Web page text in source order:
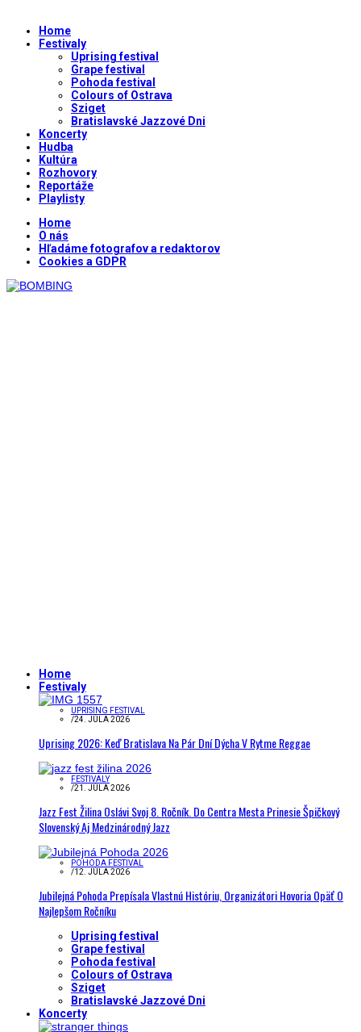
Home
Festivaly
Uprising festival
Grape festival
Pohoda festival
Colours of Ostrava
Sziget
Bratislavské Jazzové Dni
Koncerty
Hudba
Kultúra
Rozhovory
Reportáže
Playlisty
Home
O nás
Hľadáme fotografov a redaktorov
Cookies a GDPR
Home
Festivaly
UPRISING FESTIVAL
/24. JÚLA 2026
Uprising 2026: Keď Bratislava Na Pár Dní Dýcha V Rytme Reggae
FESTIVALY
/21. JÚLA 2026
Jazz Fest Žilina Oslávi Svoj 8. Ročník. Do Centra Mesta Prinesie Špičkový
Slovenský Aj Medzinárodný Jazz
POHODA FESTIVAL
/12. JÚLA 2026
Jubilejná Pohoda Prepísala Vlastnú Históriu, Organizátori Hovoria Opäť O
Najlepšom Ročníku
Uprising festival
Grape festival
Pohoda festival
Colours of Ostrava
Sziget
Bratislavské Jazzové Dni
Koncerty